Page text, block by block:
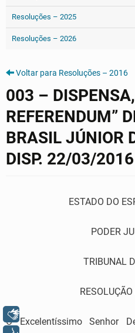
Resoluções – 2025
Resoluções – 2026
Voltar para Resoluções – 2016
003 –
REFERENDUM”
BRASIL JÚNIOR
DISP. 22/03/2016
ESTADO DO
PODER
TRIBUNAL
O Excelentíssimo Senhor